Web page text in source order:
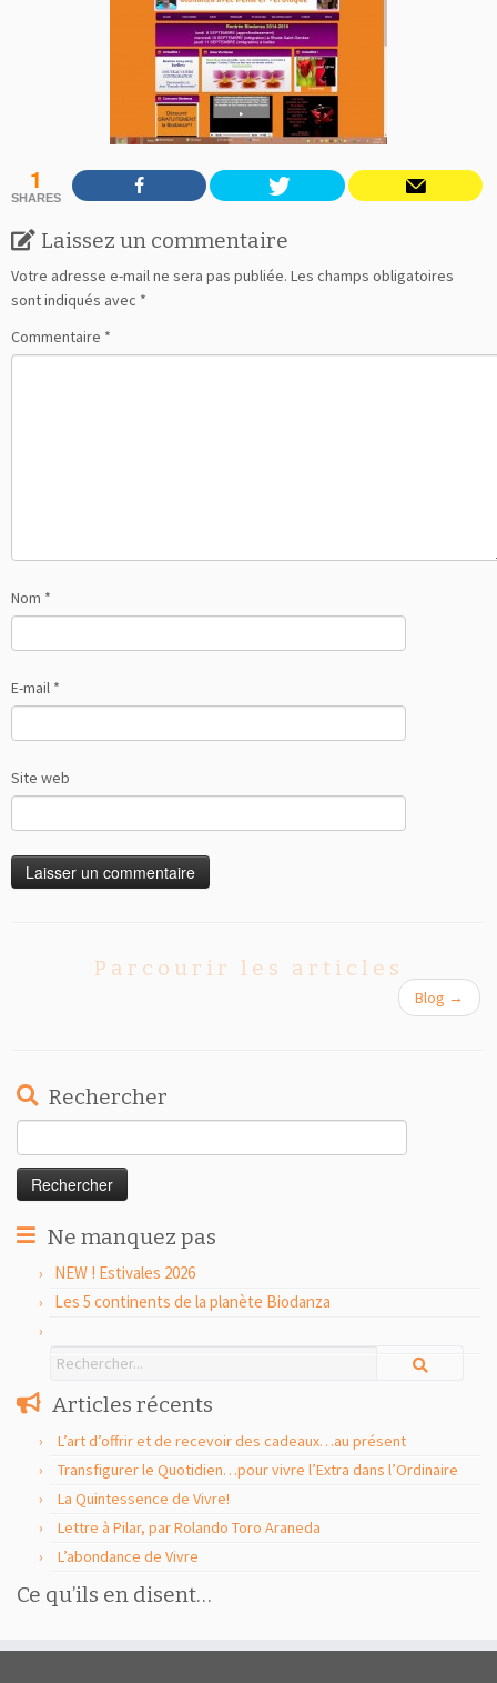
1
SHARES
Laissez un commentaire
Votre adresse e-mail ne sera pas publiée. Les champs obligatoires
sont indiqués avec *
Commentaire *
Nom *
E-mail *
Site web
Parcourir les articles
Blog →
Rechercher
Ne manquez pas
NEW ! Estivales 2026
Les 5 continents de la planète Biodanza
Articles récents
L’art d’offrir et de recevoir des cadeaux…au présent
Transfigurer le Quotidien…pour vivre l’Extra dans l’Ordinaire
La Quintessence de Vivre!
Lettre à Pilar, par Rolando Toro Araneda
L’abondance de Vivre
Ce qu’ils en disent…